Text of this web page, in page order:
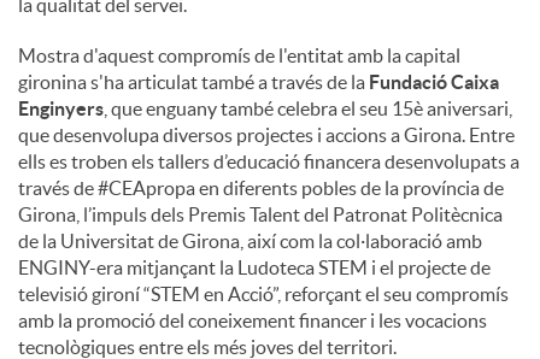
la qualitat del servei.
Mostra d'aquest compromís de l'entitat amb la capital
gironina s'ha articulat també a través de la Fundació Caixa
Enginyers , que enguany també celebra el seu 15è aniversari,
que desenvolupa diversos projectes i accions a Girona. Entre
ells es troben els tallers d’educació financera desenvolupats a
través de #CEApropa en diferents pobles de la província de
Girona, l’impuls dels Premis Talent del Patronat Politècnica
de la Universitat de Girona, així com la col·laboració amb
ENGINY-era mitjançant la Ludoteca STEM i el projecte de
televisió gironí “STEM en Acció”, reforçant el seu compromís
amb la promoció del coneixement financer i les vocacions
tecnològiques entre els més joves del territori.